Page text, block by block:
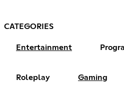
CATEGORIES
Entertainment
Roleplay Gaming